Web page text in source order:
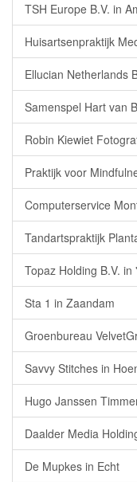
TSH Europe B.V. in
Huisartsenpraktijk
Ellucian Netherlands
Samenspel Hart van
Robin Kiewiet
Praktijk voor
Computerservice
Tandartspraktijk
Topaz Holding B.V.
Sta 1 in Zaandam
Groenbureau
Savvy Stitches in
Hugo Janssen
Daalder Media
De Mupkes in Echt